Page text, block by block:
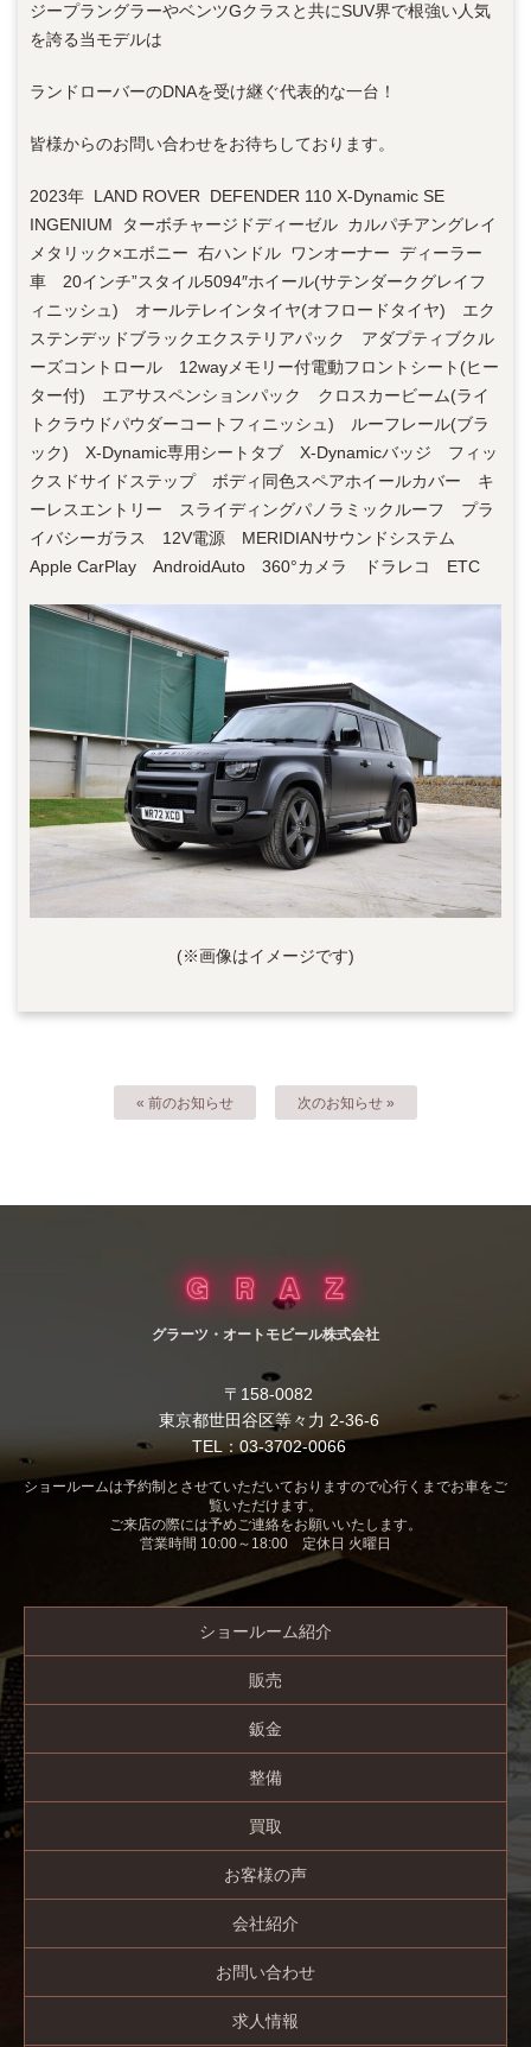
ジープラングラーやベンツGクラスと共にSUV界で根強い人気
を誇る当モデルは
ランドローバーのDNAを受け継ぐ代表的な一台！
皆様からのお問い合わせをお待ちしております。
2023年 LAND ROVER DEFENDER 110 X-Dynamic SE
INGENIUM ターボチャージドディーゼル カルパチアングレイ
メタリック×エボニー 右ハンドル ワンオーナー ディーラー
車 20インチ”スタイル5094″ホイール(サテンダークグレイフ
ィニッシュ) オールテレインタイヤ(オフロードタイヤ) エク
ステンデッドブラックエクステリアパック アダプティブクル
ーズコントロール 12wayメモリー付電動フロントシート(ヒー
ター付) エアサスペンションパック クロスカービーム(ライ
トクラウドパウダーコートフィニッシュ) ルーフレール(ブラ
ック) X-Dynamic専用シートタブ X-Dynamicバッジ フィッ
クスドサイドステップ ボディ同色スペアホイールカバー キ
ーレスエントリー スライディングパノラミックルーフ プラ
イバシーガラス 12V電源 MERIDIANサウンドシステム
Apple CarPlay AndroidAuto 360°カメラ ドラレコ ETC
(※画像はイメージです)
« 前のお知らせ 次のお知らせ »
グラーツ・オートモビール株式会社
〒158-0082
東京都世田谷区等々力 2-36-6
TEL：03-3702-0066
ショールームは予約制とさせていただいておりますので心行くまでお車をご
覧いただけます。
ご来店の際には予めご連絡をお願いいたします。
営業時間 10:00～18:00 定休日 火曜日
ショールーム紹介
販売
鈑金
整備
買取
お客様の声
会社紹介
お問い合わせ
求人情報